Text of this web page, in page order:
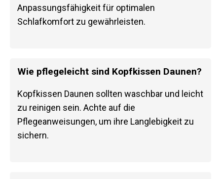
Anpassungsfähigkeit für optimalen
Schlafkomfort zu gewährleisten.
Wie pflegeleicht sind Kopfkissen Daunen?
Kopfkissen Daunen sollten waschbar und leicht
zu reinigen sein. Achte auf die
Pflegeanweisungen, um ihre Langlebigkeit zu
sichern.